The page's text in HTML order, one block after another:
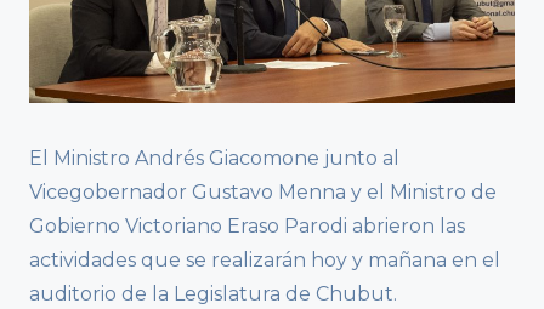
El Ministro Andrés Giacomone junto al
Vicegobernador Gustavo Menna y el Ministro de
Gobierno Victoriano Eraso Parodi abrieron las
actividades que se realizarán hoy y mañana en el
auditorio de la Legislatura de Chubut.